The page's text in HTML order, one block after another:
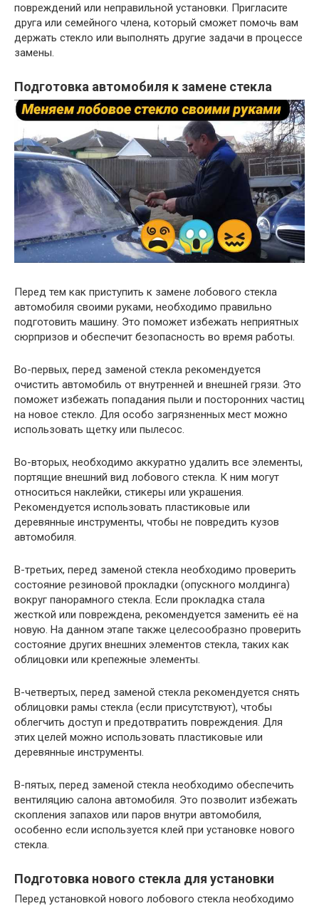
повреждений или неправильной установки. Пригласите
друга или семейного члена, который сможет помочь вам
держать стекло или выполнять другие задачи в процессе
замены.
Подготовка автомобиля к замене стекла
Перед тем как приступить к замене лобового стекла
автомобиля своими руками, необходимо правильно
подготовить машину. Это поможет избежать неприятных
сюрпризов и обеспечит безопасность во время работы.
Во-первых, перед заменой стекла рекомендуется
очистить автомобиль от внутренней и внешней грязи. Это
поможет избежать попадания пыли и посторонних частиц
на новое стекло. Для особо загрязненных мест можно
использовать щетку или пылесос.
Во-вторых, необходимо аккуратно удалить все элементы,
портящие внешний вид лобового стекла. К ним могут
относиться наклейки, стикеры или украшения.
Рекомендуется использовать пластиковые или
деревянные инструменты, чтобы не повредить кузов
автомобиля.
В-третьих, перед заменой стекла необходимо проверить
состояние резиновой прокладки (опускного молдинга)
вокруг панорамного стекла. Если прокладка стала
жесткой или повреждена, рекомендуется заменить её на
новую. На данном этапе также целесообразно проверить
состояние других внешних элементов стекла, таких как
облицовки или крепежные элементы.
В-четвертых, перед заменой стекла рекомендуется снять
облицовки рамы стекла (если присутствуют), чтобы
облегчить доступ и предотвратить повреждения. Для
этих целей можно использовать пластиковые или
деревянные инструменты.
В-пятых, перед заменой стекла необходимо обеспечить
вентиляцию салона автомобиля. Это позволит избежать
скопления запахов или паров внутри автомобиля,
особенно если используется клей при установке нового
стекла.
Подготовка нового стекла для установки
Перед установкой нового лобового стекла необходимо